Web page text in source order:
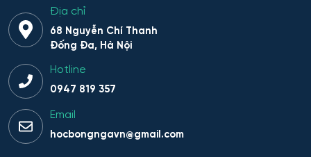
Địa chỉ
68 Nguyễn Chí Thanh
Đống Đa, Hà Nội
Hotline
0947 819 357
Email
hocbongngavn@gmail.com